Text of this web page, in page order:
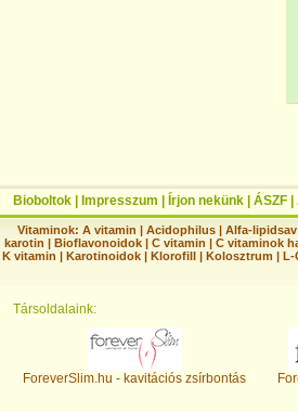
Bioboltok Impresszum Írjon nekünk ÁSZF
Vitaminok: A vitamin |Acidophilus |Alfa-lipidsav
karotin | Bioflavonoidok | C vitamin | C vitaminok
K vitamin | Karotinoidok | Klorofill | Kolosztrum | L-
Társoldalaink:
ForeverSlim.hu - kavitációs zsírbontás